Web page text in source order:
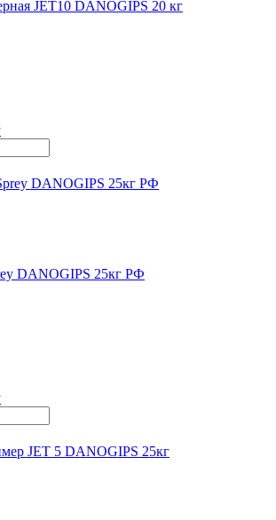
JET10 DANOGIPS 20 кг
DANOGIPS 25кг РФ